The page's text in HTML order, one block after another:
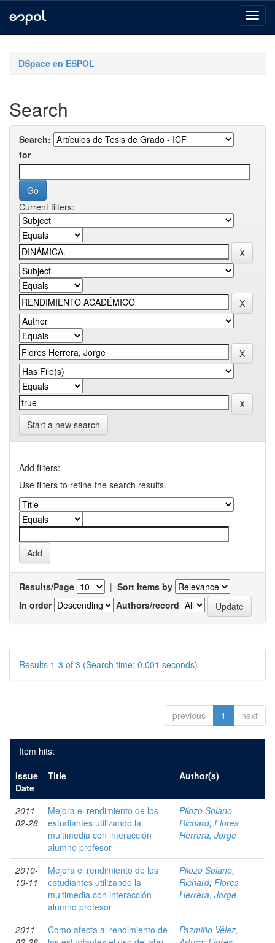
navigationDSpace en ESPOL
Search
Search:
for
Current filters:
Start a new search
Add filters:
Use filters to refine the search results.
Results/Page | Sort items by
In order
Authors/record
Results 1-3 of 3 (Search time: 0.001 seconds).
previous 1 next
Item hits:
Issue
Date
Title Author(s)
2011-
02-28
Mejora el rendimiento de los
estudiantes utilizando la
multimedia con interacción
alumno profesor
Pilozo Solano,
Richard; Flores
Herrera, Jorge
2010-
10-11
Mejora el rendimiento de los
estudiantes utilizando la
multimedia con interacción
alumno profesor
Pilozo Solano,
Richard; Flores
Herrera, Jorge
2011-
Como afecta al rendimiento de
Pazmiño Vélez,